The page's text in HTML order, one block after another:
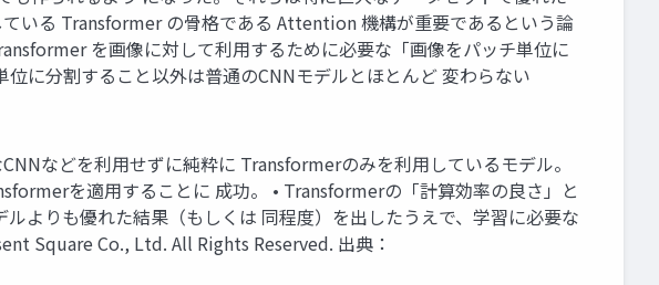
いる Transformer の骨格である Attention 機構が重要であるという論
を画像に対して利用するために必要な「画像をパッチ単位に
に分割すること以外は普通のCNNモデルとほとんど 変わらない
などを利用せずに純粋に Transformerのみを利用しているモデル。
を適用することに 成功。 • Transformerの「計算効率の良さ」と
よりも優れた結果（もしくは 同程度）を出したうえで、学習に必要な
Square Co., Ltd. All Rights Reserved. 出典：